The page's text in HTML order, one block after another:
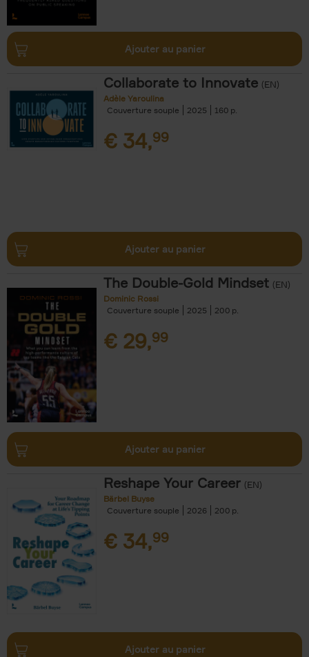
Ajouter au panier
Collaborate to Innovate (EN)
Adèle Yaroulina
Couverture souple
2025 160
€ 34,99
Ajouter au panier
The Double-Gold Mindset (EN)
Dominic Rossi
Couverture souple
2025 200
€ 29,99
Ajouter au panier
Reshape Your Career (EN)
Bärbel Buyse
Couverture souple
2026 200
€ 34,99
Ajouter au panier